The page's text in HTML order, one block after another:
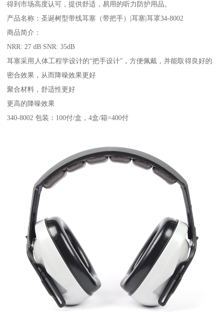
得到市场高度认可，提供舒适，易用的听力防护用品。
产品名称：圣诞树型带线耳塞（带把手）|耳塞|耳罩34-8002
商品简介：
NRR: 27 dB SNR: 35dB
耳塞采用人体工程学设计的“把手设计”，方便佩戴，并能取得良好的
密合效果，从而降噪效果更好
聚合材料，舒适性更好
更高的降噪效果
340-8002 包装：100付/盒，4盒/箱=400付